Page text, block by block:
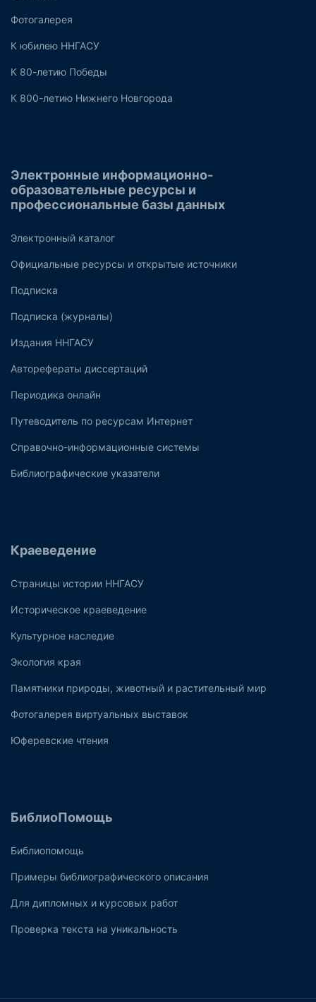
Фотогалерея
К юбилею ННГАСУ
К 80-летию Победы
К 800-летию Нижнего Новгорода
Электронные информационно-
образовательные ресурсы и
профессиональные базы данных
Электронный каталог
Официальные ресурсы и открытые источники
Подписка
Подписка (журналы)
Издания ННГАСУ
Авторефераты диссертаций
Периодика онлайн
Путеводитель по ресурсам Интернет
Справочно-информационные системы
Библиографические указатели
Краеведение
Страницы истории ННГАСУ
Историческое краеведение
Культурное наследие
Экология края
Памятники природы, животный и растительный мир
Фотогалерея виртуальных выставок
Юферевские чтения
БиблиоПомощь
Библиопомощь
Примеры библиографического описания
Для дипломных и курсовых работ
Проверка текста на уникальность